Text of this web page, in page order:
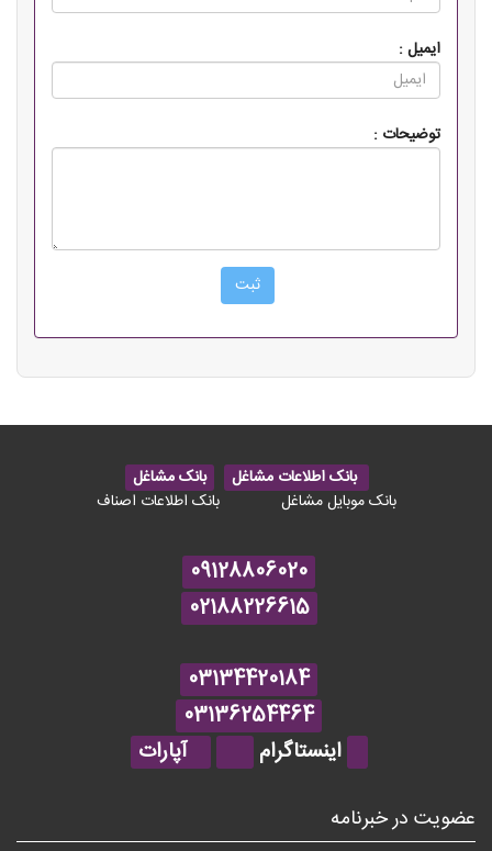
ایمیل :
توضیحات :
بانک اطلاعات مشاغل
بانک مشاغل
بانک موبایل مشاغل
بانک اطلاعات اصناف
09128806020
02188226615
03134420184
03136254464
اینستاگرام
آپارات
عضویت در خبرنامه